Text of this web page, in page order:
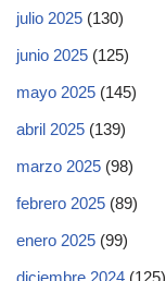
julio 2025 (130)
junio 2025 (125)
mayo 2025 (145)
abril 2025 (139)
marzo 2025 (98)
febrero 2025 (89)
enero 2025 (99)